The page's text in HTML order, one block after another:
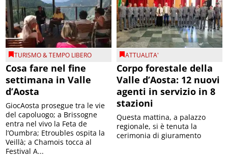
TURISMO & TEMPO LIBERO
Cosa fare nel fine
settimana in Valle
d’Aosta
GiocAosta prosegue tra le vie
del capoluogo; a Brissogne
entra nel vivo la Feta de
l’Oumbra; Etroubles ospita la
Veillà; a Chamois tocca al
Festival A...
ATTUALITA'
Corpo forestale della
Valle d’Aosta: 12 nuovi
agenti in servizio in 8
stazioni
Questa mattina, a palazzo
regionale, si è tenuta la
cerimonia di giuramento